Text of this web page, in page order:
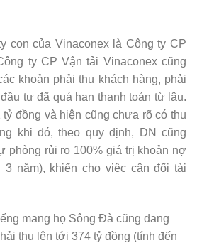
con của Vinaconex là Công ty CP
ty CP Vận tải Vinaconex cũng
khoản phải thu khách hàng, phải
tư đã quá hạn thanh toán từ lâu.
đồng và hiện cũng chưa rõ có thu
khi đó, theo quy định, DN cũng
phòng rủi ro 100% giá trị khoản nợ
3 năm), khiến cho việc cân đối tài
mang họ Sông Đà cũng đang
thu lên tới 374 tỷ đồng (tính đến